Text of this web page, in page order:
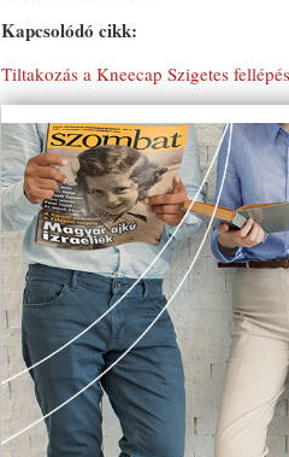
Kapcsolódó cikk:
Tiltakozás a Kneecap Szigetes